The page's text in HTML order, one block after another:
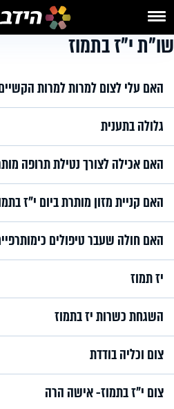
שו"ת י"ז בתמוז
האם עלי לצום למרות למרות
גלולה בתענית
האם אכילה לצורך נטילת תרופה
האם קניית מזון מותרת ביום י"ז
האם חולה שעבר טיפולים
יז תמוז
השגחת כשרות יז בתמוז
צום וכליה בודדת
צום י"ז בתמוז- אישה הרה